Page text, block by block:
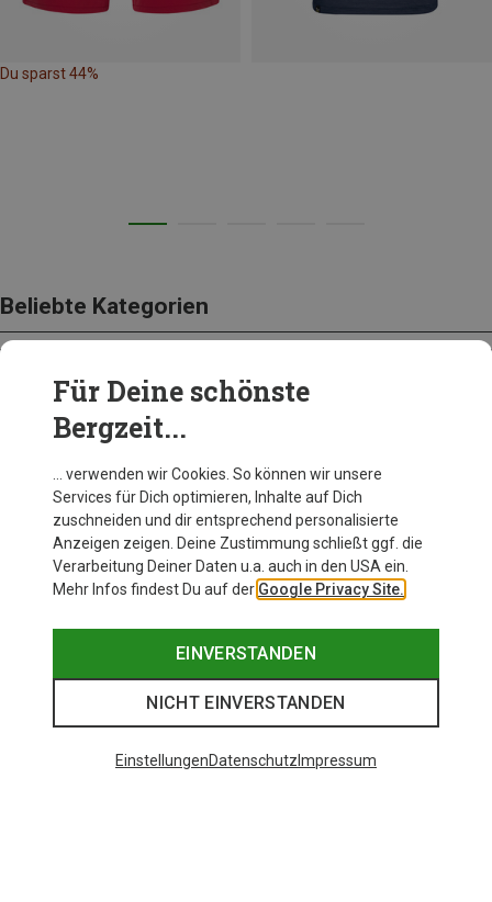
Du sparst 44%
Beliebte Kategorien
BEKLEIDUNG
Für Deine schönste
Bergzeit...
… verwenden wir Cookies. So können wir unsere
Services für Dich optimieren, Inhalte auf Dich
zuschneiden und dir entsprechend personalisierte
Anzeigen zeigen. Deine Zustimmung schließt ggf. die
Verarbeitung Deiner Daten u.a. auch in den USA ein.
Mehr Infos findest Du auf der Google Privacy Site.
EINVERSTANDEN
NICHT EINVERSTANDEN
EinstellungenDatenschutz Impressum